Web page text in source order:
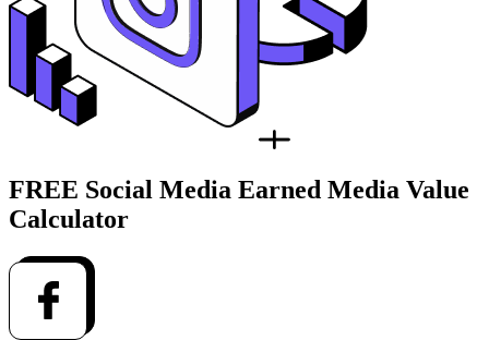
FREE Social Media Earned Media Value
Calculator